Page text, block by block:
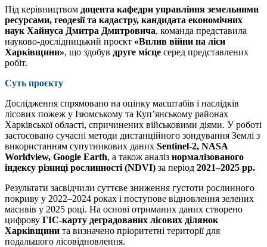
Під керівництвом доцента кафедри управління земельними
ресурсами, геодезії та кадастру, кандидата економічних
наук Хайнуса Дмитра Дмитровича, команда представила
науково-дослідницький проєкт «Вплив війни на ліси
Харківщини», що здобув друге місце серед представлених
робіт.
Суть проєкту
Дослідження спрямовано на оцінку масштабів і наслідків
лісових пожеж у Ізюмському та Куп’янському районах
Харківської області, спричинених військовими діями. У роботі
застосовано сучасні методи дистанційного зондування Землі з
використанням супутникових даних Sentinel-2, NASA
Worldview, Google Earth, а також аналіз нормалізованого
індексу різниці рослинності (NDVI) за період 2021–2025 рр.
Результати засвідчили суттєве зниження густоти рослинного
покриву у 2022–2024 роках і поступове відновлення зелених
масивів у 2025 році. На основі отриманих даних створено
цифрову ГІС-карту деградованих лісових ділянок
Харківщини та визначено пріоритетні території для
подальшого лісовідновлення.